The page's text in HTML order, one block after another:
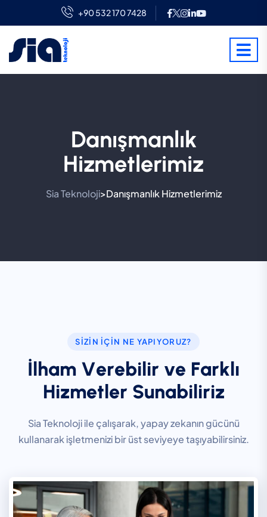
+90 532 170 7428
Danışmanlık
Hizmetlerimiz
Sia Teknoloji>Danışmanlık Hizmetlerimiz
SIZIN İÇIN NE YAPIYORUZ?
İlham Verebilir ve Farklı
Hizmetler Sunabiliriz
Sia Teknoloji ile çalışarak, yapay zekanın gücünü
kullanarak işletmenizi bir üst seviyeye taşıyabilirsiniz.